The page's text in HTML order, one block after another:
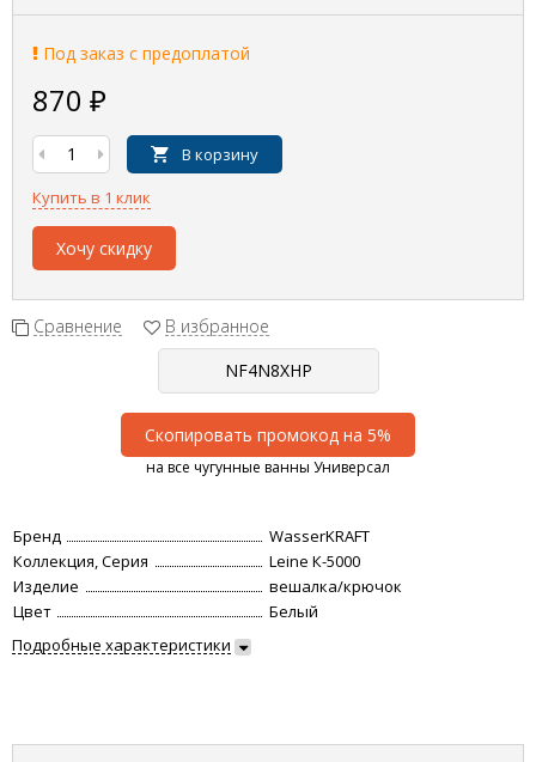
Под заказ с предоплатой
870 ₽
В корзину
Купить в 1 клик
Хочу скидку
Сравнение В избранное
Скопировать промокод на 5%
на все чугунные ванны Универсал
Бренд
WasserKRAFT
Коллекция, Серия
Leine К-5000
Изделие
вешалка/крючок
Цвет
Белый
Подробные характеристики